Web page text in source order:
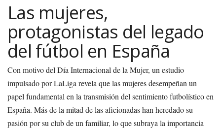
Las mujeres,
protagonistas del legado
del fútbol en España
Con motivo del Día Internacional de la Mujer, un estudio
impulsado por LaLiga revela que las mujeres desempeñan un
papel fundamental en la transmisión del sentimiento futbolístico en
España. Más de la mitad de las aficionadas han heredado su
pasión por su club de un familiar, lo que subraya la importancia